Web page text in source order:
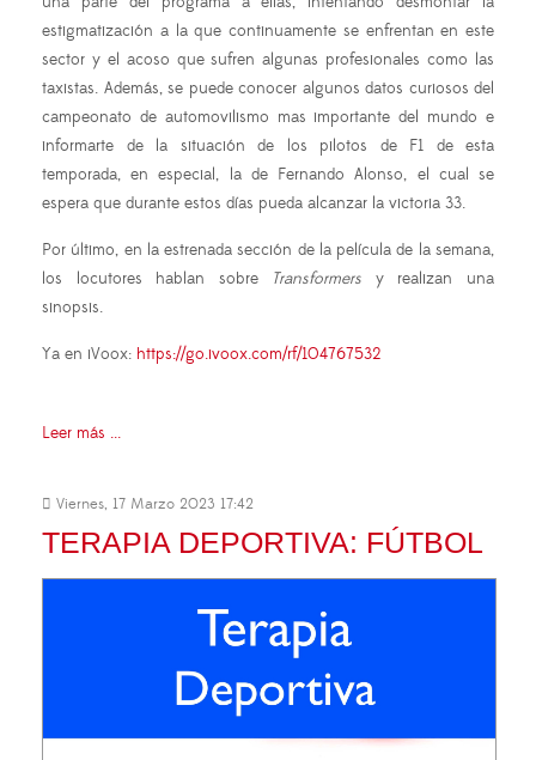
estigmatización a la que continuamente se enfrentan en este
sector y el acoso que sufren algunas profesionales como las
taxistas. Además, se puede conocer algunos datos curiosos del
campeonato de automovilismo mas importante del mundo e
informarte de la situación de los pilotos de F1 de esta
temporada, en especial, la de Fernando Alonso, el cual se
espera que durante estos días pueda alcanzar la victoria 33.
Por último, en la estrenada sección de la película de la semana,
los locutores hablan sobre Transformers y realizan una
sinopsis.
Ya en iVoox: https://go.ivoox.com/rf/104767532
Leer más ...
Viernes, 17 Marzo 2023 17:42
TERAPIA DEPORTIVA: FÚTBOL